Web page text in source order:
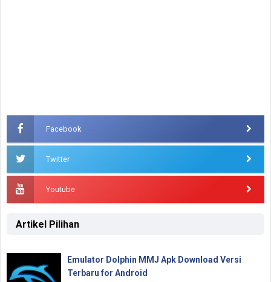
Facebook
Twitter
Youtube
Artikel Pilihan
Emulator Dolphin MMJ Apk Download Versi
Terbaru for Android